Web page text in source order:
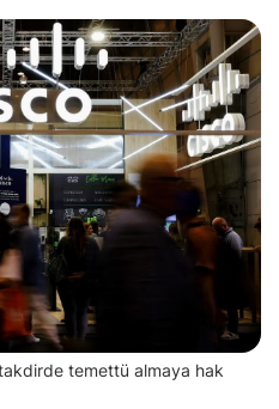
temettü almaya hak